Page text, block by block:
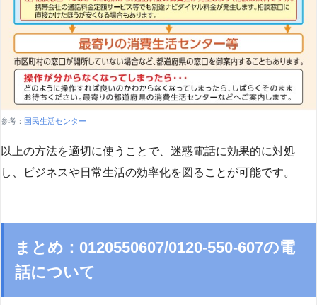
参考： 国民生活センター
以上の方法を適切に使うことで、迷惑電話に効果的に対処
し、ビジネスや日常生活の効率化を図ることが可能です。
まとめ：0120550607/0120-550-607の電
話について